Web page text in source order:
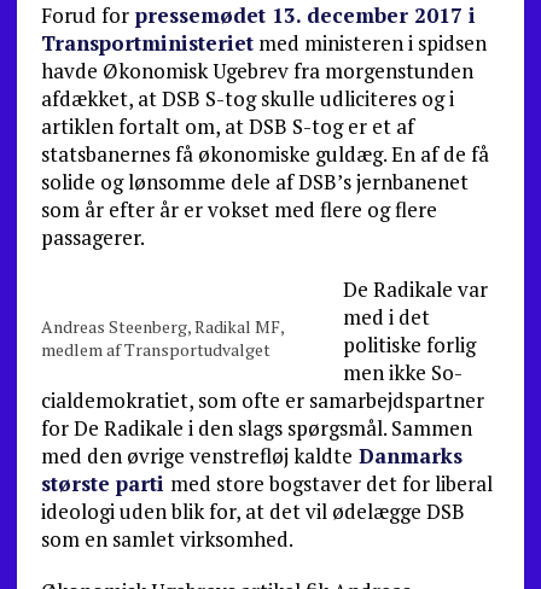
Forud forpressemødet 13. decem­ber 2017 i
Transportministerietmed ministeren i spidsen
havde Økonomisk Ugebrev fra mor­genstunden
afdækket, at DSB S-tog skulle udliciteres og i
artiklen fortalt om, at DSB S-tog er et af
statsbanernes få økonomiske guldæg. En af de få
solide og lønsomme dele af DSB’s jernbanenet
som år efter år er vokset med flere og flere
passagerer.
Andreas Steenberg, Radikal MF,
medlem af Transportudvalget
De Radikale var
med i det
politiske forlig
men ikke So­
cialdemokratiet, som ofte er samarbejdspartner
for De Radikale i den slags spørgsmål. Sammen
med den øvrige venstrefløj kaldte Danmarks
største parti med store bog­staver det for liberal
ideologi uden blik for, at det vil øde­lægge DSB
som en samlet virksomhed.